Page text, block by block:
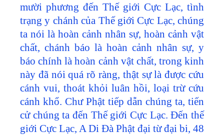
mười phương đến Thế giới Cực Lạc, tình
trạng y chánh của Thế giới Cực Lạc, chúng
ta nói là hoàn cảnh nhân sự, hoàn cảnh vật
chất, chánh báo là hoàn cảnh nhân sự, y
báo chính là hoàn cảnh vật chất, trong kinh
này đã nói quá rõ ràng, thật sự là được cứu
cánh vui, thoát khỏi luân hồi, loại trừ cứu
cánh khổ. Chư Phật tiếp dẫn chúng ta, tiến
cử chúng ta đến Thế giới Cực Lạc. Đến thế
giới Cực Lạc, A Di Đà Phật đại từ đại bi, 48